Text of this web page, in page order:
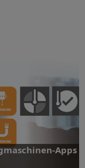
Apps